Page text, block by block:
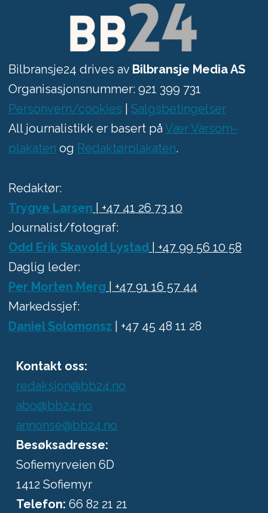
Bilbransje24 drives av Bilbransje Media AS
Organisasjonsnummer: 921 399 731
Personvern/cookies
Salgsbetingelser
All journalistikk er basert på Vær Varsom-
plakaten og Redaktørplakaten.
Redaktør:
Trygve Larsen | +47 41 26 73 10
Journalist/fotograf:
Odd Erik Skavold Lystad| +47 99 56 10 58
Daglig leder:
Per Morten Merg | +47 91 16 57 44
Markedssjef:
Daniel Solomonsz | +47 45 48 11 28
Kontakt oss:
redaksjon@bb24.no
abo@bb24.no
annonse@bb24.no
Besøksadresse:
Sofiemyrveien 6D
1412 Sofiemyr
Telefon:66 82 21 21